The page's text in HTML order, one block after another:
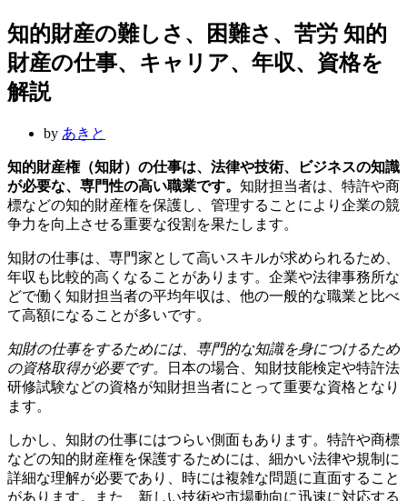
メ
ニ
ュ
ー
ン
メ
ニ
ュ
ー
知的財産の難しさ、困難さ、苦労 知的
財産の仕事、キャリア、年収、資格を
解説
by あきと
知的財産権（知財）の仕事は、法律や技術、ビジネスの知識
が必要な、専門性の高い職業です。 知財担当者は、特許や商
標などの知的財産権を保護し、管理することにより企業の競
争力を向上させる重要な役割を果たします。
知財の仕事は、専門家として高いスキルが求められるため、
年収も比較的高くなることがあります。企業や法律事務所な
どで働く知財担当者の平均年収は、他の一般的な職業と比べ
て高額になることが多いです。
知財の仕事をするためには、専門的な知識を身につけるため
の資格取得が必要です。
日本の場合、知財技能検定や特許法
研修試験などの資格が知財担当者にとって重要な資格となり
ます。
しかし、知財の仕事にはつらい側面もあります。特許や商標
などの知的財産権を保護するためには、細かい法律や規制に
詳細な理解が必要であり、時には複雑な問題に直面すること
があります。また、新しい技術や市場動向に迅速に対応する